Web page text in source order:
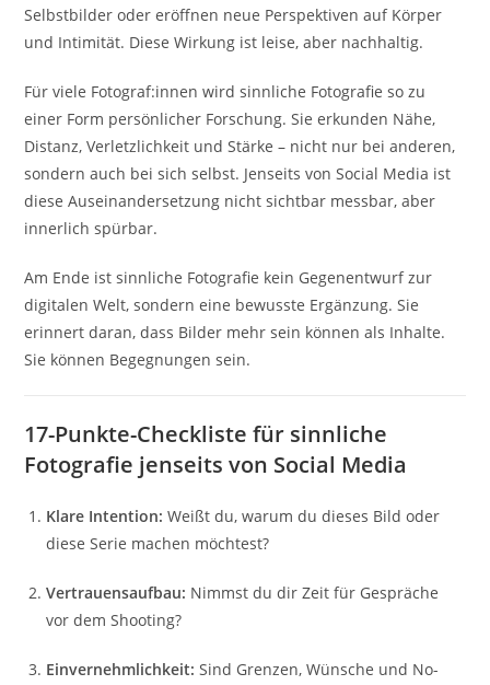
Selbstbilder oder eröffnen neue Perspektiven auf Körper
und Intimität. Diese Wirkung ist leise, aber nachhaltig.
Für viele Fotograf:innen wird sinnliche Fotografie so zu
einer Form persönlicher Forschung. Sie erkunden Nähe,
Distanz, Verletzlichkeit und Stärke – nicht nur bei anderen,
sondern auch bei sich selbst. Jenseits von Social Media ist
diese Auseinandersetzung nicht sichtbar messbar, aber
innerlich spürbar.
Am Ende ist sinnliche Fotografie kein Gegenentwurf zur
digitalen Welt, sondern eine bewusste Ergänzung. Sie
erinnert daran, dass Bilder mehr sein können als Inhalte.
Sie können Begegnungen sein.
17-Punkte-Checkliste für sinnliche
Fotografie jenseits von Social Media
Klare Intention: Weißt du, warum du dieses Bild oder
diese Serie machen möchtest?
Vertrauensaufbau: Nimmst du dir Zeit für Gespräche
vor dem Shooting?
Einvernehmlichkeit: Sind Grenzen, Wünsche und No-